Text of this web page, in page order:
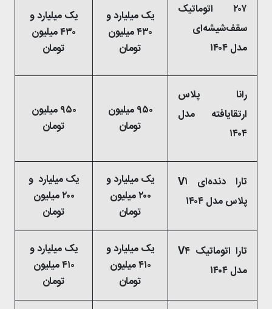
۲۰۷ اتوماتیک
سقف‌شیشه‌ای
مدل ۱۴۰۴
یک میلیارد و
۴۳۰ میلیون
تومان
یک میلیارد و
۴۳۰ میلیون
تومان
رانا پلاس
ارتقایافته مدل
۱۴۰۴
۹۵۰ میلیون
تومان
۹۵۰ میلیون
تومان
تارا دنده‌ای V۱
پلاس مدل ۱۴۰۴
یک میلیارد و
۲۰۰ میلیون
تومان
یک میلیارد و
۲۰۰ میلیون
تومان
تارا اتوماتیک V۴
مدل ۱۴۰۴
یک میلیارد و
۴۱۰ میلیون
تومان
یک میلیارد و
۴۱۰ میلیون
تومان